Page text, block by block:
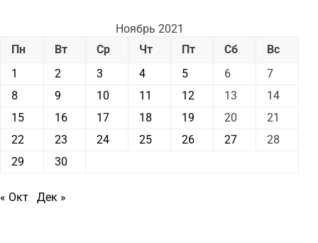
Ноябрь 2021
Пн
Вт Ср Чт Пт Сб
Вс
1
2 3 4 5 6
7
8
9 10 11 12 13
14
15
16 17 18 19 20
21
22
23 24 25 26 27
28
29
30
« Окт Дек »